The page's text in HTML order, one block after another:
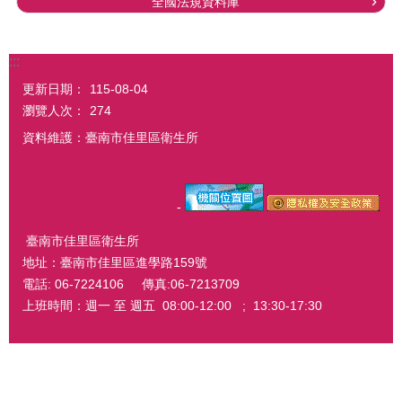
:::
更新日期：
115-08-04
瀏覽人次：
274
資料維護：臺南市佳里區衛生所
-
臺南市佳里區衛生所
地址：臺南市佳里區進學路159號
電話: 06-7224106 傳真:06-7213709
上班時間：週一 至 週五 08:00-12:00 ; 13:30-17:30